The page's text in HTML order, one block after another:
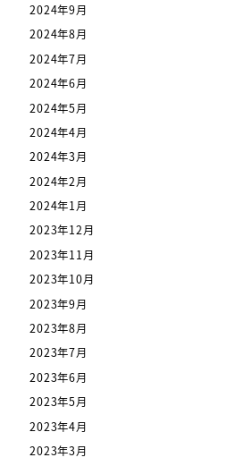
2024年9月
2024年8月
2024年7月
2024年6月
2024年5月
2024年4月
2024年3月
2024年2月
2024年1月
2023年12月
2023年11月
2023年10月
2023年9月
2023年8月
2023年7月
2023年6月
2023年5月
2023年4月
2023年3月